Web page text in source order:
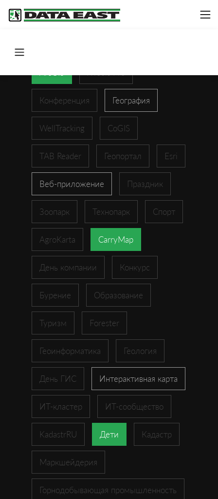
Конференция География
WellTracking CoGIS
TAB Reader Геопортал Esri
Веб-приложение Праздник
Зоопарк Технопарк Спорт
AgroKarta CarryMap
День компании Конкурс
Бурение Образование
Туризм Forester
Геоинформатика Геология
День ГИС Интерактивная карта
ИТ-кластер ИТ-сообщество
KadastrRU Дети Кадастр
Маркшейдерия
Горнодобывающая промышленность